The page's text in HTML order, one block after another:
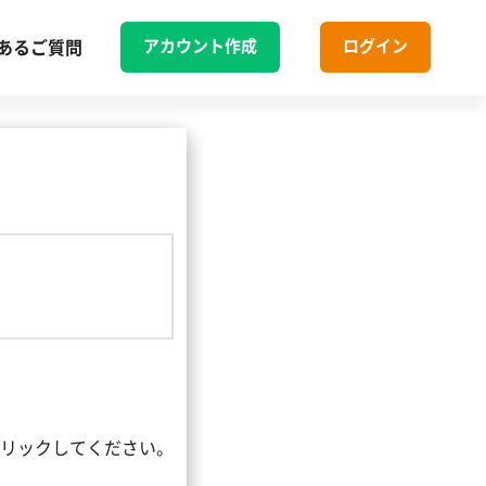
るご質問 アカウント作成 ログイン
ックしてください。